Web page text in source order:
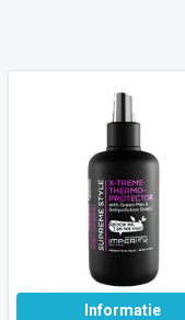
Informatie